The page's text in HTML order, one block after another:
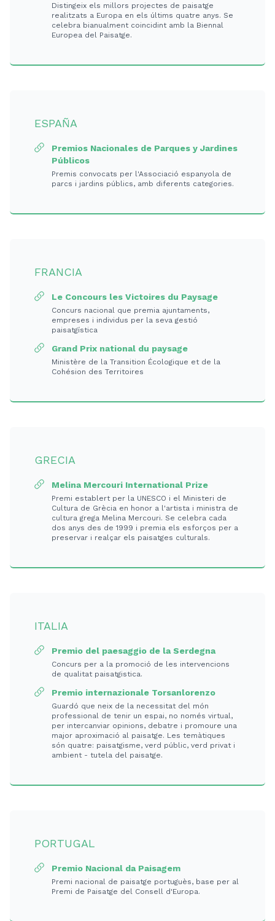
Distingeix els millors projectes de paisatge
realitzats a Europa en els últims quatre anys. Se
celebra bianualment coincidint amb la Biennal
Europea del Paisatge.
ESPAÑA
Premios Nacionales de Parques y Jardines
Públicos
Premis convocats per l'Associació espanyola de
parcs i jardins públics, amb diferents categories.
FRANCIA
Le Concours les Victoires du Paysage
Concurs nacional que premia ajuntaments,
empreses i individus per la seva gestió
paisatgística
Grand Prix national du paysage
Ministère de la Transition Écologique et de la
Cohésion des Territoires
GRECIA
Melina Mercouri International Prize
Premi establert per la UNESCO i el Ministeri de
Cultura de Grècia en honor a l'artista i ministra de
cultura grega Melina Mercouri. Se celebra cada
dos anys des de 1999 i premia els esforços per a
preservar i realçar els paisatges culturals.
ITALIA
Premio del paesaggio de la Serdegna
Concurs per a la promoció de les intervencions
de qualitat paisatgistica.
Premio internazionale Torsanlorenzo
Guardó que neix de la necessitat del món
professional de tenir un espai, no només virtual,
per intercanviar opinions, debatre i promoure una
major aproximació al paisatge. Les temàtiques
són quatre: paisatgisme, verd públic, verd privat i
ambient - tutela del paisatge.
PORTUGAL
Premio Nacional da Paisagem
Premi nacional de paisatge portuguès, base per al
Premi de Paisatge del Consell d'Europa.